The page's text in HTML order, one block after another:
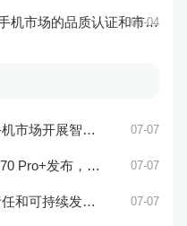
场的品质认证和市场溯源07-04
，优化市场流程和效率 07-07
照能力和高效的处理器 07-07
手机行业发展的关键 07-07